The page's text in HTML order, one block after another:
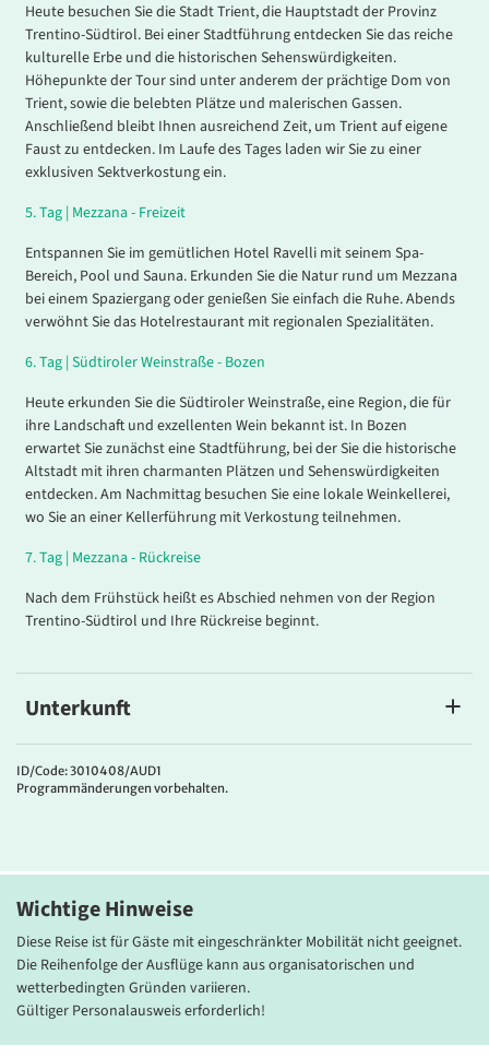
Heute besuchen Sie die Stadt Trient, die Hauptstadt der Provinz
Trentino-Südtirol. Bei einer Stadtführung entdecken Sie das reiche
kulturelle Erbe und die historischen Sehenswürdigkeiten.
Höhepunkte der Tour sind unter anderem der prächtige Dom von
Trient, sowie die belebten Plätze und malerischen Gassen.
Anschließend bleibt Ihnen ausreichend Zeit, um Trient auf eigene
Faust zu entdecken. Im Laufe des Tages laden wir Sie zu einer
exklusiven Sektverkostung ein.
5.Tag | Mezzana - Freizeit
Entspannen Sie im gemütlichen Hotel Ravelli mit seinem Spa-
Bereich, Pool und Sauna. Erkunden Sie die Natur rund um Mezzana
bei einem Spaziergang oder genießen Sie einfach die Ruhe. Abends
verwöhnt Sie das Hotelrestaurant mit regionalen Spezialitäten.
6.Tag | Südtiroler Weinstraße - Bozen
Heute erkunden Sie die Südtiroler Weinstraße, eine Region, die für
ihre Landschaft und exzellenten Wein bekannt ist. In Bozen
erwartet Sie zunächst eine Stadtführung, bei der Sie die historische
Altstadt mit ihren charmanten Plätzen und Sehenswürdigkeiten
entdecken. Am Nachmittag besuchen Sie eine lokale Weinkellerei,
wo Sie an einer Kellerführung mit Verkostung teilnehmen.
7.Tag | Mezzana - Rückreise
Nach dem Frühstück heißt es Abschied nehmen von der Region
Trentino-Südtirol und Ihre Rückreise beginnt.
Unterkunft
Ravelli
Das familiengeführte
und bietet hohen Komfort in allen Belangen. Die Gastfreundschaft
eine gemütliche Lobby, Restaurant, Cocktailbar, Aufzug, Café und
ausgestattet mit Bad mit DU/WC, Sat-TV, Telefon, Safe, Minibar,
Klimaanlage, Fön und besitzen häufig einen Balkon.
ID/Code: 3010408/AUD1
Programmänderungen vorbehalten.
Wichtige Hinweise
Diese Reise ist für Gäste mit eingeschränkter Mobilität nicht geeignet.
Die Reihenfolge der Ausflüge kann aus organisatorischen und
wetterbedingten Gründen variieren.
Gültiger Personalausweis erforderlich!